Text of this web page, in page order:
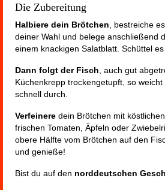
Die Zubereitung
Halbiere dein Brötchen , bestreiche
deiner Wahl und belege anschließend
einem knackigen Salatblatt. Schüttel
Dann folgt der Fisch , auch gut
Küchenkrepp trockengetupft, so
schnell durch.
Verfeinere dein Brötchen mit
frischen Tomaten, Äpfeln oder
obere Hälfte vom Brötchen auf den
und genieße!
Bist du auf den norddeutschen